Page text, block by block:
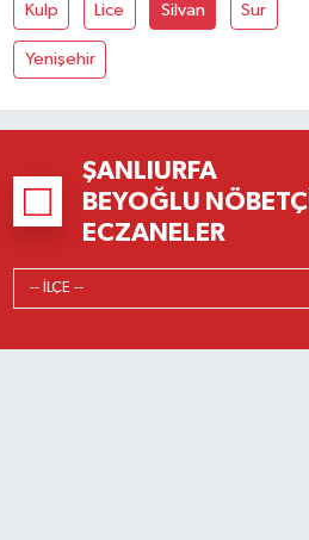
Kulp Lice Silvan Sur
Yenişehir
ŞANLIURFA
BEYOĞLU NÖBETÇI
ECZANELER